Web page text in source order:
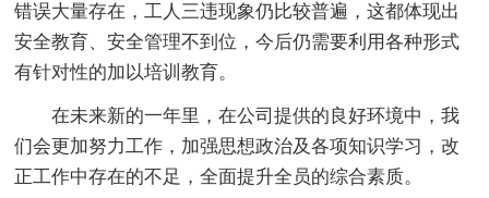
错误大量存在，工人三违现象仍比较普遍，这都体现出
安全教育、安全管理不到位，今后仍需要利用各种形式
有针对性的加以培训教育。
在未来新的一年里，在公司提供的良好环境中，我
们会更加努力工作，加强思想政治及各项知识学习，改
正工作中存在的不足，全面提升全员的综合素质。